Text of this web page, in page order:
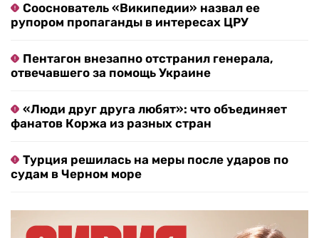
Сооснователь «Википедии» назвал ее
рупором пропаганды в интересах ЦРУ
Пентагон внезапно отстранил генерала,
отвечавшего за помощь Украине
«Люди друг друга любят»: что объединяет
фанатов Коржа из разных стран
Турция решилась на меры после ударов по
судам в Черном море